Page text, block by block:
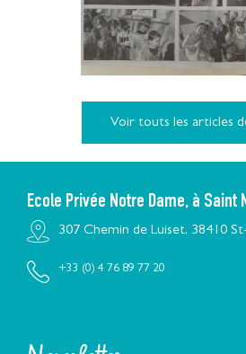
Voir touts les articles
Ecole Privée Notre Dame, à Saint
307 Chemin de Luiset, 38410
+33 (0) 4 76 89 77 20